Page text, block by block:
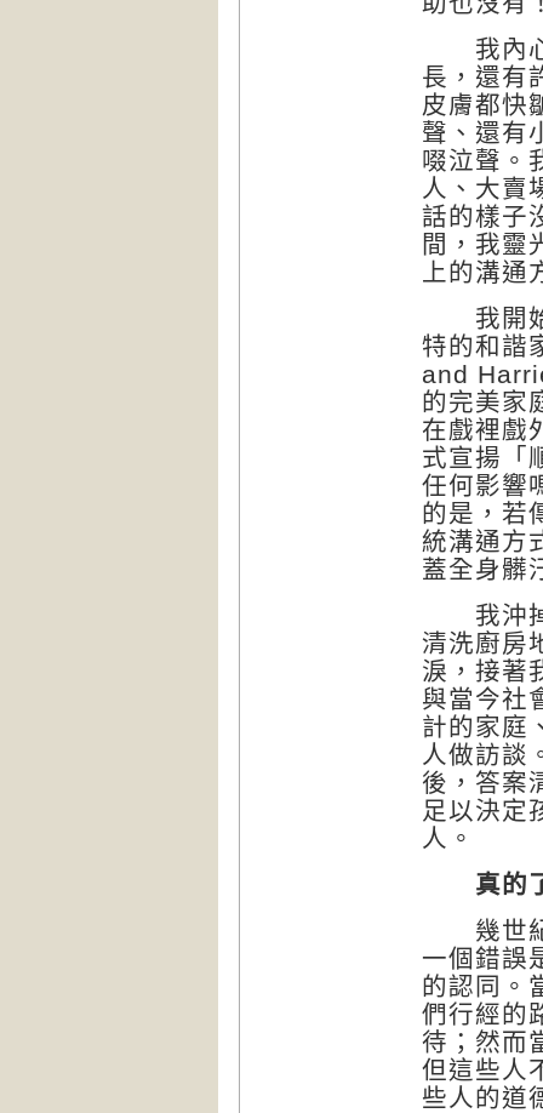
我內心
長，還有
皮膚都快
聲、還有
啜泣聲。
人、大賣
話的樣子
間，我靈
上的溝
我開始
特的和諧
and
的完美家
在戲裡戲
式宣揚「
任何影響
的是，若
統溝通方
蓋全身髒
我沖掉
清洗廚房
淚，接著
與當今社
計的家庭
人做訪談
後，答案
足以決定
人。
真的
幾世紀
一個錯誤
的認同。
們行經的
待；然而
但這些人
些人的道